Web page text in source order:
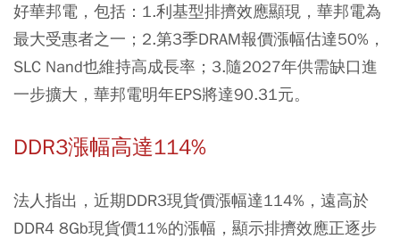
好華邦電，包括：1.利基型排擠效應顯現，華邦電為
最大受惠者之一；2.第3季DRAM報價漲幅估達50%，
SLC Nand也維持高成長率；3.隨2027年供需缺口進
一步擴大，華邦電明年EPS將達90.31元。
DDR3漲幅高達114%
法人指出，近期DDR3現貨價漲幅達114%，遠高於
DDR4 8Gb現貨價11%的漲幅，顯示排擠效應正逐步